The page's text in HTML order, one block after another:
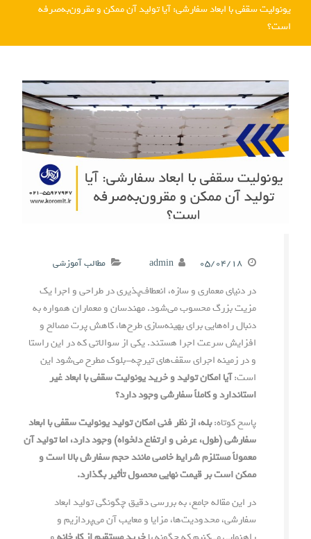
یونولیت سقفی با ابعاد سفارشی: آیا تولید آن ممکن و مقرون‌به‌صرفه
است؟
۰۵/۰۴/۱۸ admin مطالب آموزشی
در دنیای معماری و سازه، انعطاف‌پذیری در طراحی و اجرا یک
مزیت بزرگ محسوب می‌شود. مهندسان و معماران همواره به
دنبال راه‌هایی برای بهینه‌سازی طرح‌ها، کاهش پرت مصالح و
افزایش سرعت اجرا هستند. یکی از سوالاتی که در این راستا
و در زمینه اجرای سقف‌های تیرچه-بلوک مطرح می‌شود این
است:آیا امکان تولید و خرید یونولیت سقفی با ابعاد غیر
استاندارد و کاملاً سفارشی وجود دارد؟
پاسخ کوتاه:بله، از نظر فنی امکان تولید یونولیت سقفی با ابعاد
سفارشی (طول، عرض و ارتفاع دلخواه) وجود دارد، اما تولید آن
معمولاً مستلزم شرایط خاصی مانند حجم سفارش بالا است و
ممکن است بر قیمت نهایی محصول تأثیر بگذارد.
در این مقاله جامع، به بررسی دقیق چگونگی تولید ابعاد
سفارشی، محدودیت‌ها، مزایا و معایب آن می‌پردازیم و